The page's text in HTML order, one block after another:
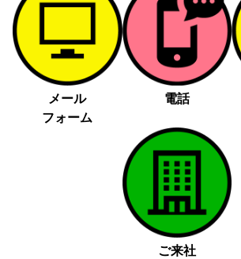
メール
フォーム
電話
ご来社